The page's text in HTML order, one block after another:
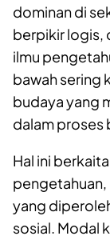
dominan di
berpikir logis,
ilmu
bawah sering
budaya yang
dalam proses
Hal ini
yang
sosial. Modal